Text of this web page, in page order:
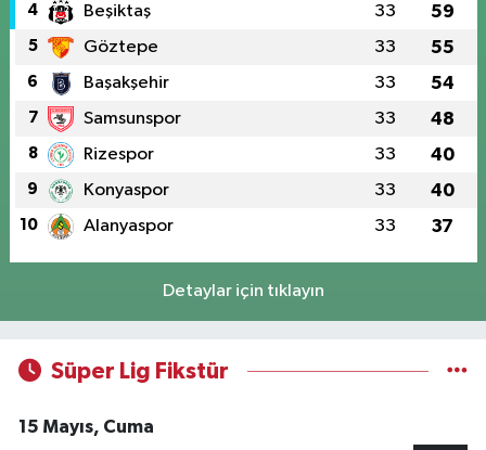
4 Beşiktaş 33 59
5 Göztepe 33 55
6 Başakşehir 33 54
7 Samsunspor 33 48
8 Rizespor 33 40
9 Konyaspor 33 40
10 Alanyaspor 33 37
Detaylar için tıklayın
Süper Lig Fikstür
15 Mayıs, Cuma